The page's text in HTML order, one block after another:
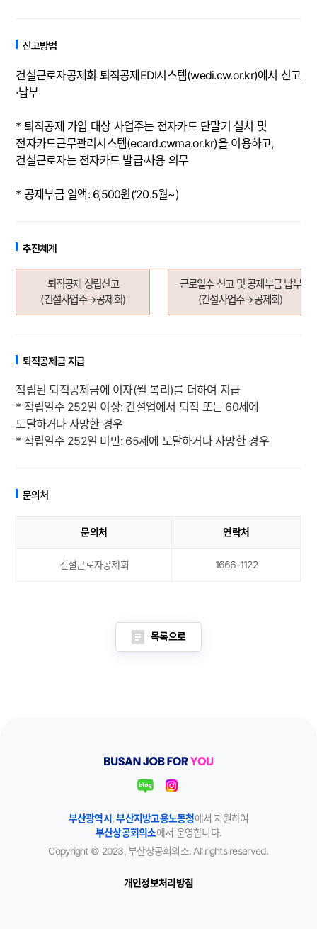
신고방법
건설근로자공제회 퇴직공제EDI시스템(wedi.cw.or.kr)에서 신고
·납부
* 퇴직공제 가입 대상 사업주는 전자카드 단말기 설치 및
전자카드근무관리시스템(ecard.cwma.or.kr)을 이용하고,
건설근로자는 전자카드 발급·사용 의무
* 공제부금 일액: 6,500원(’20.5월~)
추진체계
퇴직공제 성립신고
(건설사업주→공제회)
근로일수 신고 및 공제부금 납부
(건설사업주→공제회)
퇴직공제금 지급
적립된 퇴직공제금에 이자(월 복리)를 더하여 지급
* 적립일수 252일 이상: 건설업에서 퇴직 또는 60세에
도달하거나 사망한 경우
* 적립일수 252일 미만: 65세에 도달하거나 사망한 경우
문의처
문의처 연락처
건설근로자공제회 1666-1122
목록으로
부산광역시 ,부산지방고용노동청에서 지원하여
부산상공회의소에서 운영합니다.
Copyright © 2023, 부산상공회의소. All rights reserved.
개인정보처리방침